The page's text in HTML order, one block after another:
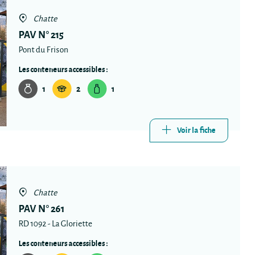
Chatte
PAV N° 215
Pont du Frison
Les conteneurs accessibles :
1 2 1
Voir la fiche
Chatte
PAV N° 261
RD 1092 - La Gloriette
Les conteneurs accessibles :